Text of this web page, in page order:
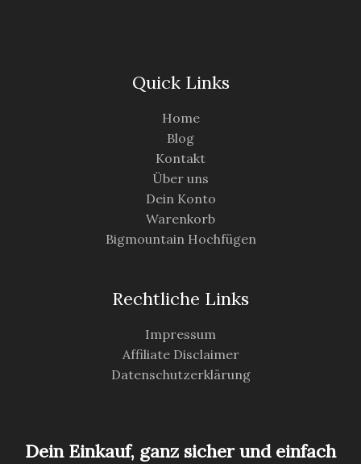
Quick Links
Home
Blog
Kontakt
Über uns
Dein Konto
Warenkorb
Bigmountain Hochfügen
Rechtliche Links
Impressum
Affiliate Disclaimer
Datenschutzerklärung
Dein Einkauf, ganz sicher und einfach